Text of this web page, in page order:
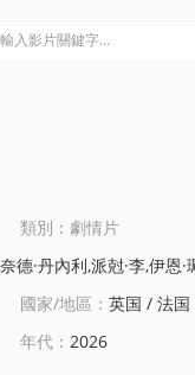
類別：劇情片
,魯比·阿什伯恩·瑟金斯,山姆·貝尅-瓊斯,卡斯珀·希爾頓-希勒,馬丁·
國家/地區： 英国 / 法国
年代： 2026